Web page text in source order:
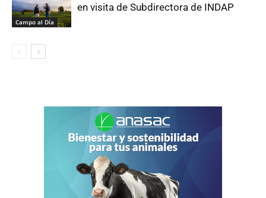
Campo al Día
en visita de Subdirectora de INDAP